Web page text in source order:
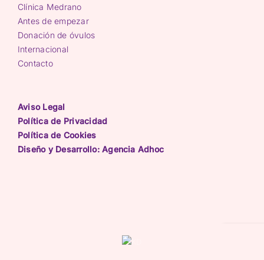
Clínica Medrano
Antes de empezar
Donación de óvulos
Internacional
Contacto
Aviso Legal
Política de Privacidad
Política de Cookies
Diseño y Desarrollo: Agencia Adhoc